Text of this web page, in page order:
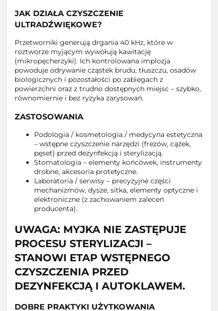
JAK DZIAŁA CZYSZCZENIE
ULTRADŹWIĘKOWE?
Przetworniki generują drgania 40 kHz, które w
roztworze myjącym wywołują kawitację
(mikropęcherzyki). Ich kontrolowana implozja
powoduje odrywanie cząstek brudu, tłuszczu, osadów
biologicznych i pozostałości po zabiegach z
powierzchni oraz z trudno dostępnych miejsc – szybko,
równomiernie i bez ryzyka zarysowań.
ZASTOSOWANIA
Podologia / kosmetologia / medycyna estetyczna
– wstępne czyszczenie narzędzi (frezów, cążek,
pęset) przed dezynfekcją i sterylizacją.
Stomatologia – elementy końcówek, instrumenty
drobne, akcesoria protetyczne.
Laboratoria / serwisy – precyzyjne części
mechanizmów, dysze, sitka, elementy optyczne i
elektroniczne (z zachowaniem zaleceń
producenta).
UWAGA: MYJKA NIE ZASTĘPUJE
PROCESU STERYLIZACJI –
STANOWI ETAP WSTĘPNEGO
CZYSZCZENIA PRZED
DEZYNFEKCJĄ I AUTOKLAWEM.
DOBRE PRAKTYKI UŻYTKOWANIA